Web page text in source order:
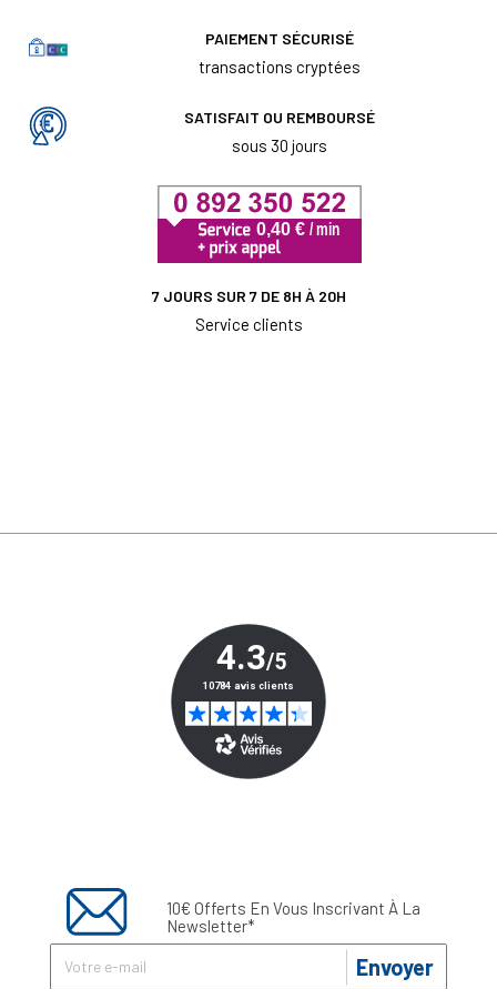
PAIEMENT SÉCURISÉ
transactions cryptées
SATISFAIT OU REMBOURSÉ
sous 30 jours
7 JOURS SUR 7 DE 8H À 20H
Service clients
10€ Offerts En Vous Inscrivant À La
Newsletter*
Envoyer